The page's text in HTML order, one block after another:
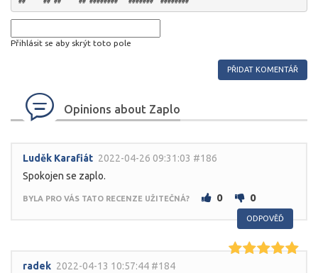
Přihlásit se aby skrýt toto pole
Opinions about Zaplo
Luděk Karafiát 2022-04-26 09:31:03 #186
Spokojen se zaplo.
BYLA PRO VÁS TATO RECENZE UŽITEČNÁ? 0 0
ODPOVĚĎ
radek 2022-04-13 10:57:44 #184